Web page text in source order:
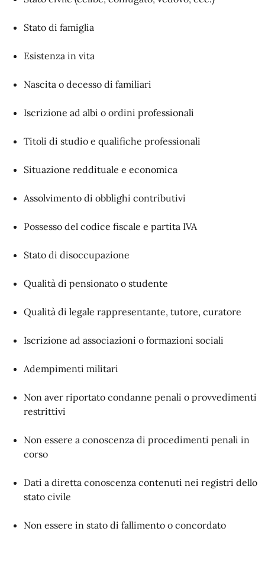
Stato di famiglia
Esistenza in vita
Nascita o decesso di familiari
Iscrizione ad albi o ordini professionali
Titoli di studio e qualifiche professionali
Situazione reddituale e economica
Assolvimento di obblighi contributivi
Possesso del codice fiscale e partita IVA
Stato di disoccupazione
Qualità di pensionato o studente
Qualità di legale rappresentante, tutore, curatore
Iscrizione ad associazioni o formazioni sociali
Adempimenti militari
Non aver riportato condanne penali o provvedimenti
restrittivi
Non essere a conoscenza di procedimenti penali in
corso
Dati a diretta conoscenza contenuti nei registri dello
stato civile
Non essere in stato di fallimento o concordato